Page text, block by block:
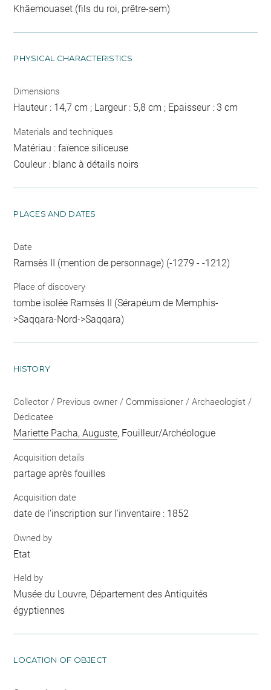
Khâemouaset (fils du roi, prêtre-sem)
PHYSICAL CHARACTERISTICS
Dimensions
Hauteur : 14,7 cm ; Largeur : 5,8 cm ; Epaisseur : 3 cm
Materials and techniques
Matériau : faïence siliceuse
Couleur : blanc à détails noirs
PLACES AND DATES
Date
Ramsès II (mention de personnage) (-1279 - -1212)
Place of discovery
tombe isolée Ramsès II (Sérapéum de Memphis-
>Saqqara-Nord->Saqqara)
HISTORY
Collector / Previous owner / Commissioner / Archaeologist /
Dedicatee
Mariette Pacha, Auguste, Fouilleur/Archéologue
Acquisition details
partage après fouilles
Acquisition date
date de l'inscription sur l'inventaire : 1852
Owned by
Etat
Held by
Musée du Louvre, Département des Antiquités
égyptiennes
LOCATION OF OBJECT